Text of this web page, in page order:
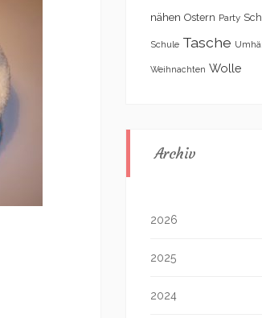
nähen Ostern Party
Schule Tasche
Weihnachten Wolle
Archiv
2026
2025
2024